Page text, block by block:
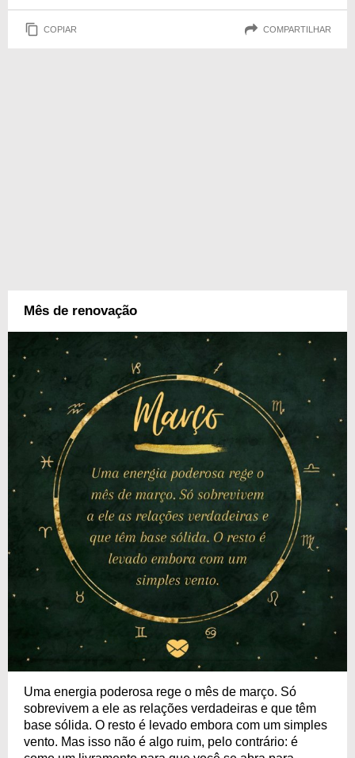
COPIAR COMPARTILHAR
Mês de renovação
Uma energia poderosa rege o mês de março. Só
sobrevivem a ele as relações verdadeiras e que têm
base sólida. O resto é levado embora com um simples
vento. Mas isso não é algo ruim, pelo contrário: é